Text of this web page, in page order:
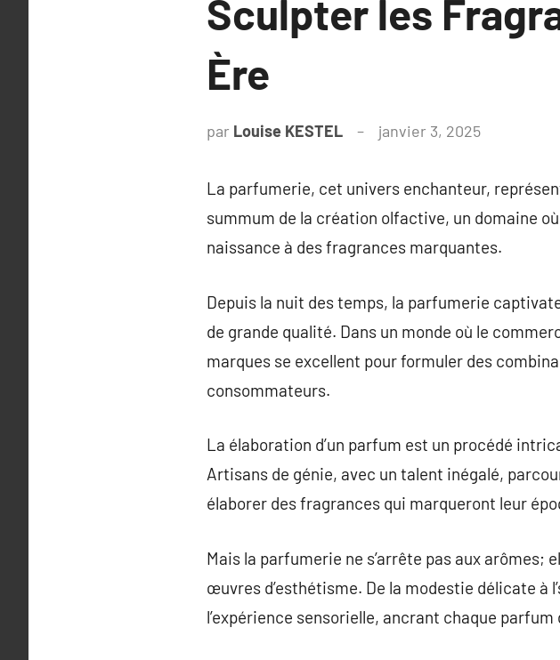
Sculpter les
Ère
par Louise KESTEL janvier 3, 2025
La parfumerie, cet univers enchanteur,
summum de la création olfactive, un domaine
naissance à des fragrances marquantes.
Depuis la nuit des temps, la parfumerie
de grande qualité. Dans un monde où le
marques se excellent pour formuler des
consommateurs.
La élaboration d’un parfum est un procédé
Artisans de génie, avec un talent inégalé,
élaborer des fragrances qui marqueront leur
Mais la parfumerie ne s’arrête pas aux arômes;
œuvres d’esthétisme. De la modestie délicate à
l’expérience sensorielle, ancrant chaque